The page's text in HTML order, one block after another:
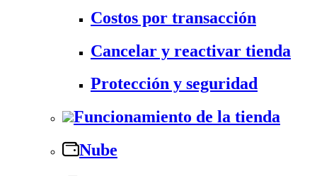
Costos por transacción
Cancelar y reactivar tienda
Protección y seguridad
Funcionamiento de la tienda
Nube